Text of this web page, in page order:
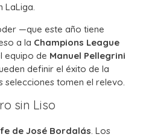
LaLiga.
—que este año tiene
a la Champions League
equipo de Manuel Pellegrini
definir el éxito de la
selecciones tomen el relevo.
sin Liso
de José Bordalás. Los